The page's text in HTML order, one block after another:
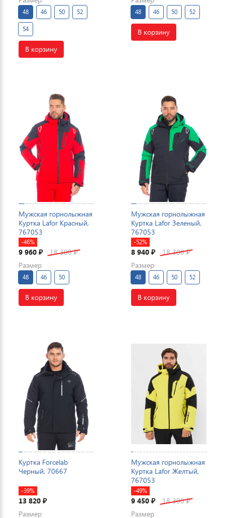
48 46 50 52
54
В корзину
48 46 50 52
В корзину
Мужская горнолыжная
Куртка Lafor Красный,
767053
-46%
9 960 ₽ 18 300₽
Размер
48 46 50
В корзину
Мужская горнолыжная
Куртка Lafor Зеленый,
767053
-52%
8 940 ₽ 18 300₽
Размер
48 46 50 52
В корзину
Куртка Forcelab
Черный, 70667
-39%
13 820 ₽
Размер
Мужская горнолыжная
Куртка Lafor Желтый,
767053
-49%
9 450 ₽ 18 300₽
Размер